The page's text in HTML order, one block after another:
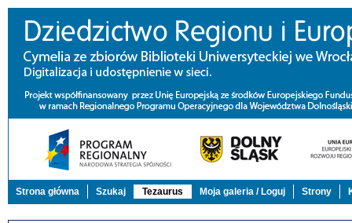
Strona główna Szukaj Tezaurus Moja galeria / Loguj Strony